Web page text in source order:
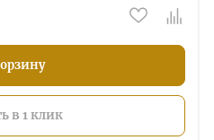
в 1 клик